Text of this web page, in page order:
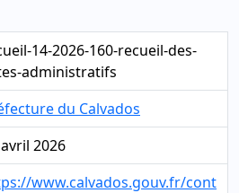
14-2026-160-recueil-des-
administratifs
du Calvados
2026
www.calvados.gouv.fr/cont